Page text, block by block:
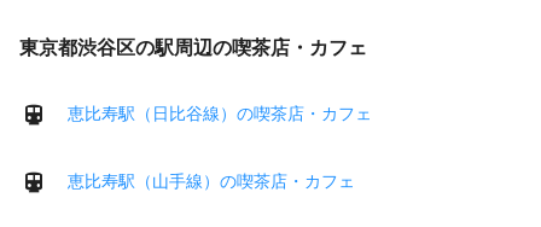
東京都渋谷区の駅周辺の喫茶店・カフェ
恵比寿駅（日比谷線）の喫茶店・カフェ
恵比寿駅（山手線）の喫茶店・カフェ